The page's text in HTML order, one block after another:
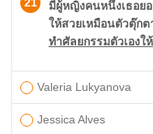
มีผู้หญิงคนหนึ่งเธอย
ให้สวยเหมือนตัวตุ๊ก
ทำศัลยกรรมตัวเองใ
Valeria Lukyanova
Jessica Alves